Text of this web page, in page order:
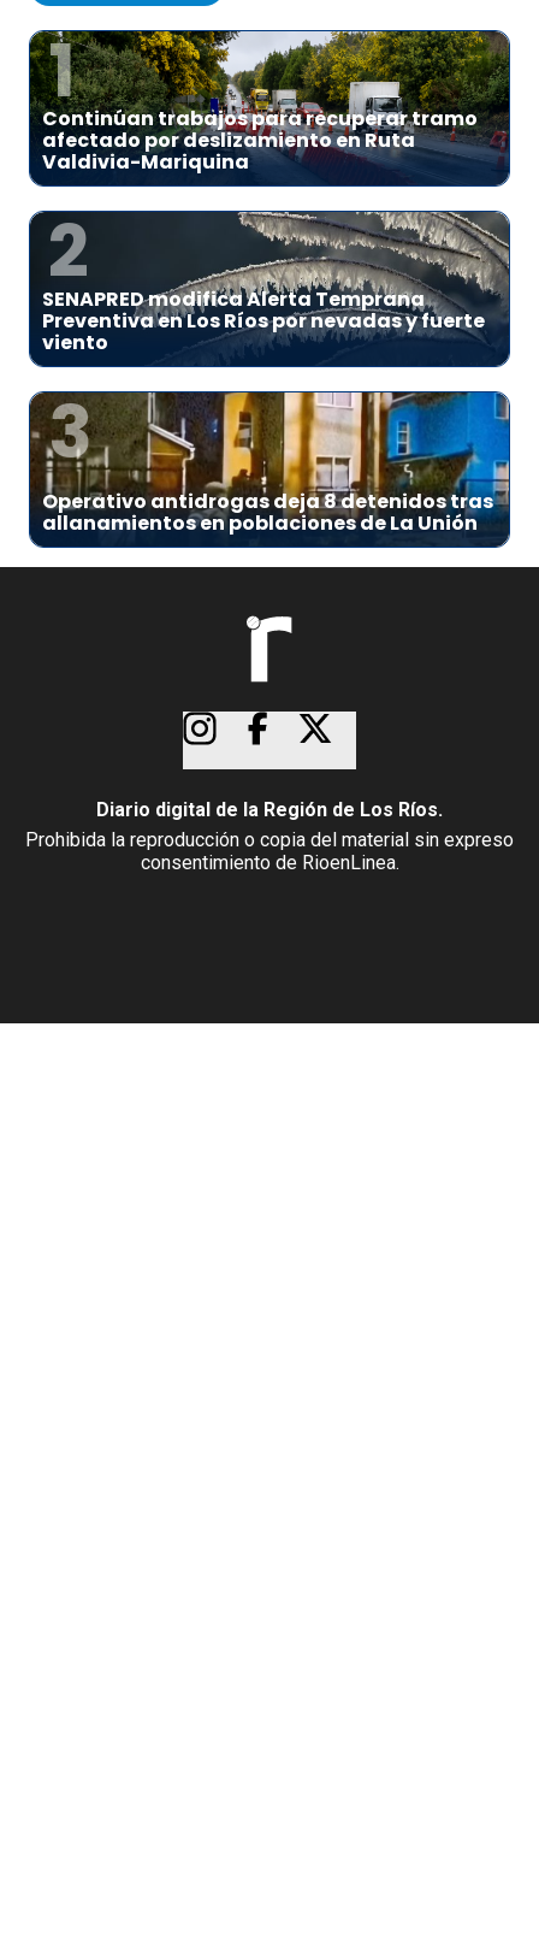
1
Continúan trabajos para recuperar tramo
afectado por deslizamiento en Ruta
Valdivia-Mariquina
2
SENAPRED modifica Alerta Temprana
Preventiva en Los Ríos por nevadas y fuerte
viento
3
Operativo antidrogas deja 8 detenidos tras
allanamientos en poblaciones de La Unión
Diario digital de la Región de Los Ríos.
Prohibida la reproducción o copia del material sin expreso
consentimiento de RioenLinea.